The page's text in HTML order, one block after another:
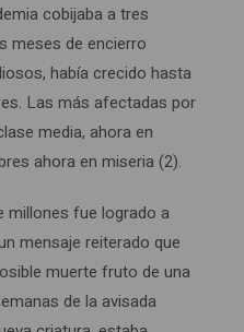
cobijaba a tres
meses de encierro
había crecido hasta
Las más afectadas por
media, ahora en
ahora en miseria (2).
millones fue logrado a
mensaje reiterado que
muerte fruto de una
de la avisada